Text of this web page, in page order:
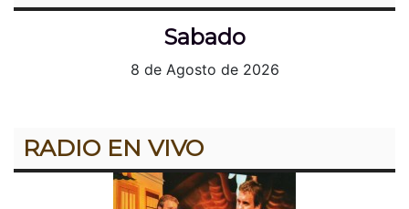
Sabado
8 de Agosto de 2026
RADIO EN VIVO